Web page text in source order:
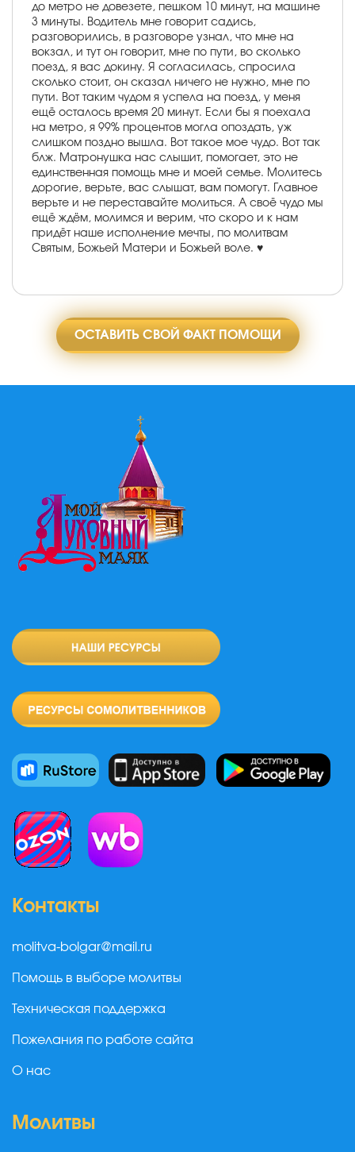
до метро не довезете, пешком 10 минут, на машине
3 минуты. Водитель мне говорит садись,
разговорились, в разговоре узнал, что мне на
вокзал, и тут он говорит, мне по пути, во сколько
поезд, я вас докину. Я согласилась, спросила
сколько стоит, он сказал ничего не нужно, мне по
пути. Вот таким чудом я успела на поезд, у меня
ещё осталось время 20 минут. Если бы я поехала
на метро, я 99% процентов могла опоздать, уж
слишком поздно вышла. Вот такое мое чудо. Вот так
блж. Матронушка нас слышит, помогает, это не
единственная помощь мне и моей семье. Молитесь
дорогие, верьте, вас слышат, вам помогут. Главное
верьте и не переставайте молиться. А своё чудо мы
ещё ждём, молимся и верим, что скоро и к нам
придёт наше исполнение мечты, по молитвам
Святым, Божьей Матери и Божьей воле. ♥️
ОСТАВИТЬ СВОЙ ФАКТ ПОМОЩИ
Контакты
molitva-bolgar@mail.ru
Помощь в выборе молитвы
Техническая поддержка
Пожелания по работе сайта
О нас
Молитвы